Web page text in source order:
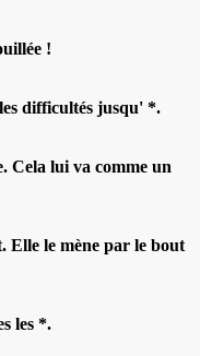
!
difficultés jusqu' *.
Cela lui va comme un
Elle le mène par le bout
les *.